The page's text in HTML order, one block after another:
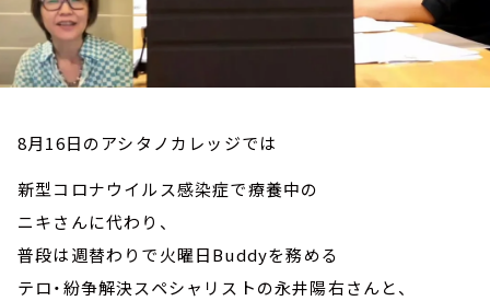
8月16日のアシタノカレッジでは
新型コロナウイルス感染症で療養中の
ニキさんに代わり、
普段は週替わりで火曜日Buddyを務める
テロ・紛争解決スペシャリストの永井陽右さんと、